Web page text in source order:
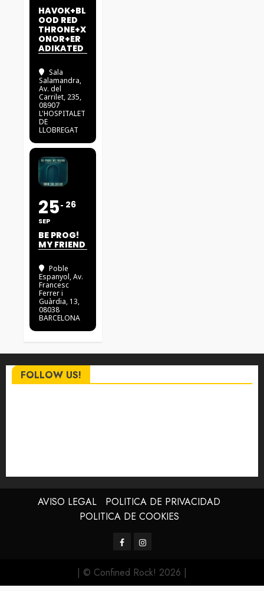
HAVOK+BL
OOD RED
THRONE+X
ONOR+ER
ADIKATED
Sala
Salamandra,
Av. del
Carrilet, 235,
08907
L'HOSPITALET
DE
LLOBREGAT
25
SEP
26
BE PROG!
MY FRIEND
Poble
Espanyol, Av.
Francesc
Ferrer i
Guàrdia, 13,
08038
BARCELONA
FOLLOW US!
AVISO LEGAL
POLITICA DE PRIVACIDAD
POLITICA DE COOKIES
FacebookInstagram
| © Confined Rock! 2026 |